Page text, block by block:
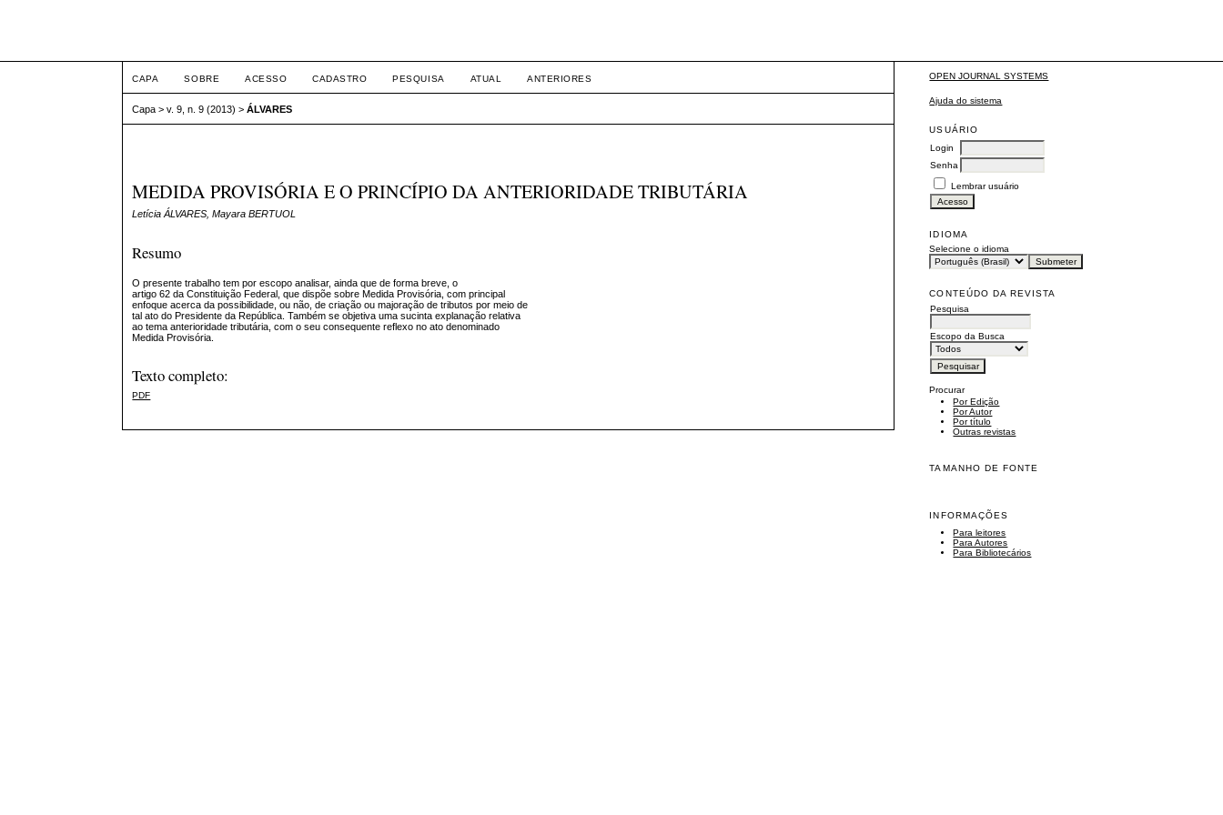
OPEN JOURNAL SYSTEMS
Ajuda do sistema
USUÁRIO
Login
Senha
Lembrar usuário
IDIOMA
Selecione o idioma
CONTEÚDO DA REVISTA
Pesquisa
Escopo da Busca
Procurar
Por Edição
Por Autor
Por título
Outras revistas
TAMANHO DE FONTE
INFORMAÇÕES
Para leitores
Para Autores
Para Bibliotecários
CAPA SOBRE ACESSO CADASTRO PESQUISA ATUAL ANTERIORES
Capa >v. 9, n. 9 (2013) >ÁLVARES
MEDIDA PROVISÓRIA E O PRINCÍPIO DA ANTERIORIDADE TRIBUTÁRIA
Letícia ÁLVARES, Mayara BERTUOL
Resumo
O presente trabalho tem por escopo analisar, ainda que de forma breve, o
artigo 62 da Constituição Federal, que dispõe sobre Medida Provisória, com principal
enfoque acerca da possibilidade, ou não, de criação ou majoração de tributos por meio de
tal ato do Presidente da República. Também se objetiva uma sucinta explanação relativa
ao tema anterioridade tributária, com o seu consequente reflexo no ato denominado
Medida Provisória.
Texto completo:
PDF